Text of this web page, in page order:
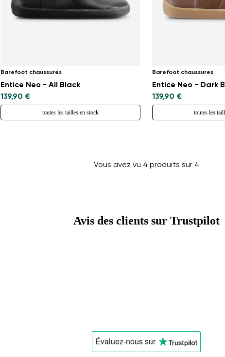
Barefoot chaussures
Entice Neo - All Black
139,90 €
toutes les tailles en stock
Barefoot chaussures
Entice Neo - Dark
139,90 €
toutes les
Vous avez vu 4 produits sur 4
Avis des clients sur Trustpilot
Évaluez-noussur